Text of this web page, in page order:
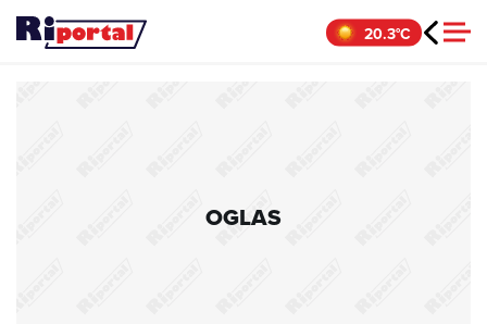
Skip
20.3°C
OGLAS